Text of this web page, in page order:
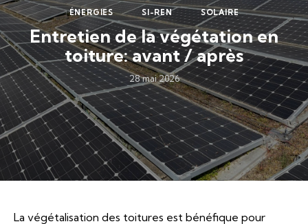
ÉNERGIES SI-REN SOLAIRE
Entretien de la végétation en
toiture: avant / après
28 mai 2026
La végétalisation des toitures est bénéfique pour